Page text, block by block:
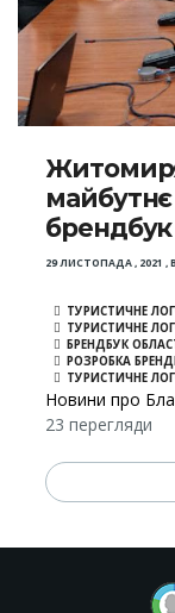
брендбук
29 ЛИСТОПАДА , 2021 ,
ТУРИСТИЧНЕ
ТУРИСТИЧНЕ
БРЕНДБУК
РОЗРОБКА
ТУРИСТИЧНЕ
Новини про
23 перегляди